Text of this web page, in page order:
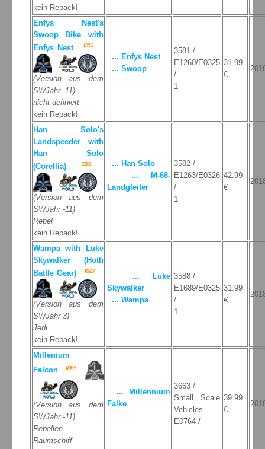
kein Repack!
Enfys Nest's
Swoop Bike with
Enfys Nest
(Version aus dem
SWJahr -11)
nicht definiert
kein Repack!
... Enfys Nest
... Swoop
3581 /
E1260/E0325
/
1
31.99
€
Han Solo's
Landspeeder with
Han Solo
(Corellia)
(Version aus dem
SWJahr -11)
Rebel
kein Repack!
... Han Solo
... M-68-
Landgleiter
3582 /
E1263/E0326
/
1
42.99
€
Wampa with Luke
Skywalker (Hoth
Battle Gear)
(Version aus dem
SWJahr 3)
Jedi
kein Repack!
... Luke
Skywalker
... Wampa
3588 /
E1689/E0325
/
1
31.99
€
Millenium
Falcon
(Version aus dem
SWJahr -11)
Rebellen-
Raumschiff
... Millennium
Falke
3663 /
Small Scale
Vehicles
E0764 /
39.99
€